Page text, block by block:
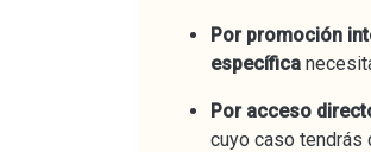
Por promoción
específica
Por acceso
cuyo caso tendrás